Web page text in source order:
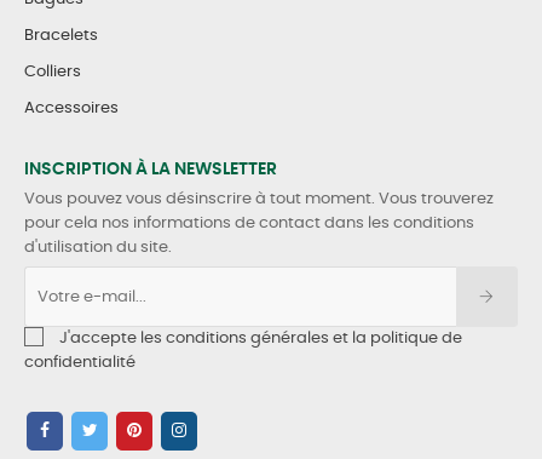
Bracelets
Colliers
Accessoires
INSCRIPTION À LA NEWSLETTER
Vous pouvez vous désinscrire à tout moment. Vous trouverez
pour cela nos informations de contact dans les conditions
d'utilisation du site.
J'accepte les conditions générales et la politique de
confidentialité